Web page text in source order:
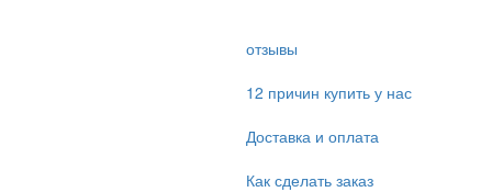
отзывы
12 причин купить у нас
Доставка и оплата
Как сделать заказ